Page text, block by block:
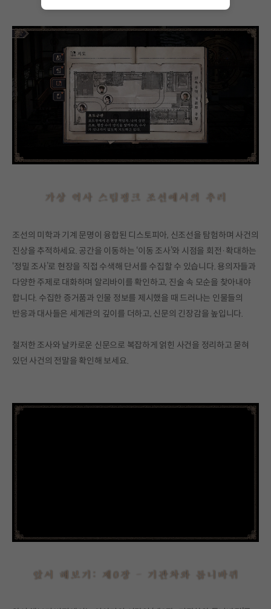
조선의 미학과 기계 문명이 융합된 디스토피아, 신조선을 탐험하며 사건의
진상을 추적하세요. 공간을 이동하는 ‘이동 조사’와 시점을 회전·확대하는
‘정밀 조사’로 현장을 직접 수색해 단서를 수집할 수 있습니다. 용의자들과
다양한 주제로 대화하며 알리바이를 확인하고, 진술 속 모순을 찾아내야
합니다. 수집한 증거품과 인물 정보를 제시했을 때 드러나는 인물들의
반응과 대사들은 세계관의 깊이를 더하고, 신문의 긴장감을 높입니다.
철저한 조사와 날카로운 신문으로 복잡하게 얽힌 사건을 정리하고 묻혀
있던 사건의 전말을 확인해 보세요.